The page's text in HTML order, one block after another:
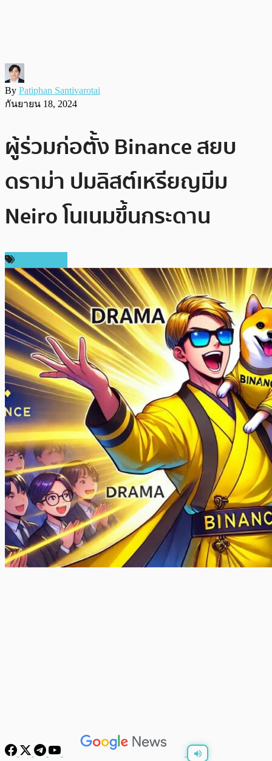
By Patiphan Santivarotai
กันยายน 18, 2024
ผู้ร่วมก่อตั้ง Binance สยบ
ดราม่า ปมลิสต์เหรียญมีม
Neiro โนเนมขึ้นกระดาน